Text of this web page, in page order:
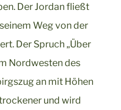
Der Jordan fließt
Weg von der
Der Spruch „Über
Nordwesten des
an mit Höhen
und wird